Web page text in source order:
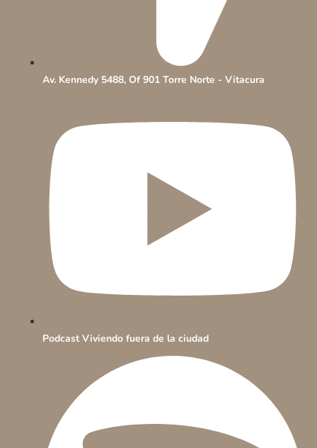
Av. Kennedy 5488, Of 901 Torre Norte - Vitacura
Podcast Viviendo fuera de la ciudad